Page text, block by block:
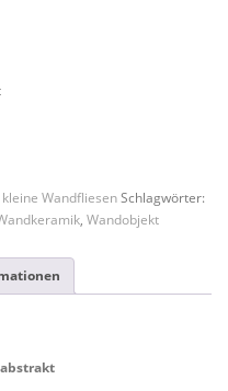
kleine WandfliesenSchlagwörter:
, Wandobjekt